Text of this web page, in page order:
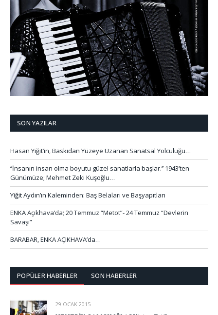
SON YAZILAR
Hasan Yiğit’in, Baskıdan Yüzeye Uzanan Sanatsal Yolculuğu…
‘’İnsanın insan olma boyutu güzel sanatlarla başlar.’’ 1943’ten
Günümüze; Mehmet Zeki Kuşoğlu…
Yiğit Aydın’ın Kaleminden: Baş Belaları ve Başyapıtları
ENKA Açıkhava’da; 20 Temmuz “Metot”- 24 Temmuz “Devlerin
Savaşı”
BARABAR, ENKA AÇIKHAVA’da…
POPÜLER HABERLER SON HABERLER
29 OCAK 2015